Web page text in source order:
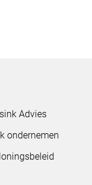
Advies
ondernemen